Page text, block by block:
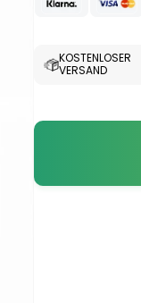
KOSTENLOSER
VERSAND